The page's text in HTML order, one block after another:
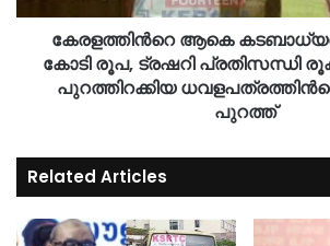
കേരളത്തിന്‍റെ ആകെ
കോടി രൂപ, ട്രഷറി പ്രതിസന്ധി
പുറത്തിറക്കിയ
പുറത്ത്
Related Articles